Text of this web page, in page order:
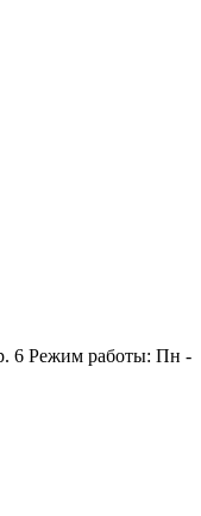
6 Режим работы: Пн -